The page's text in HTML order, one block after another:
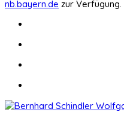
nb.bayern.de zur Verfügung.